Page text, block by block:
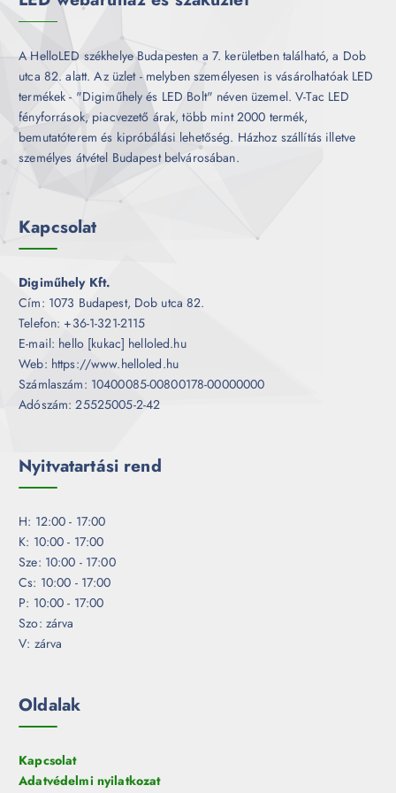
A HelloLED székhelye Budapesten a 7. kerületben található, a Dob
utca 82. alatt. Az üzlet - melyben személyesen is vásárolhatóak LED
termékek - "Digiműhely és LED Bolt" néven üzemel. V-Tac LED
fényforrások, piacvezető árak, több mint 2000 termék,
bemutatóterem és kipróbálási lehetőség. Házhoz szállítás illetve
személyes átvétel Budapest belvárosában.
Kapcsolat
Digiműhely Kft.
Cím: 1073 Budapest, Dob utca 82.
Telefon: +36-1-321-2115
E-mail: hello [kukac] helloled.hu
Web: https://www.helloled.hu
Számlaszám: 10400085-00800178-00000000
Adószám: 25525005-2-42
Nyitvatartási rend
H: 12:00 - 17:00
K: 10:00 - 17:00
Sze: 10:00 - 17:00
Cs: 10:00 - 17:00
P: 10:00 - 17:00
Szo: zárva
V: zárva
Oldalak
Kapcsolat
Adatvédelmi nyilatkozat